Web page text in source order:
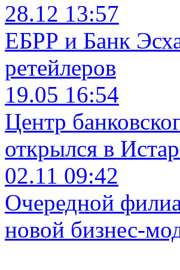
28.12 13:57
ЕБРР и Банк
ретейлеров
19.05 16:54
Центр
открылся в
02.11 09:42
Очередной
новой бизнес-